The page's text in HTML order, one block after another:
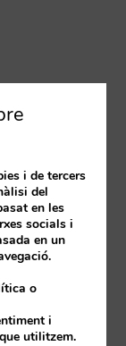
i de tercers
del
en les
socials i
en un
o
i
utilitzem.